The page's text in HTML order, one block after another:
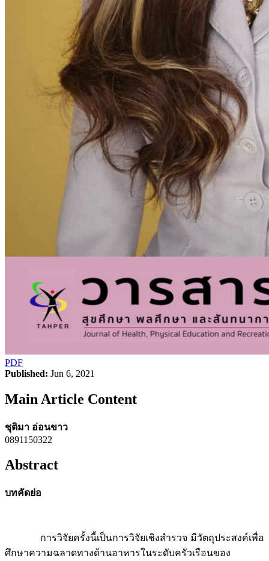
PDF
Published: Jun 6, 2021
Main Article Content
ชุติมา อ่อนขาว
0891150322
Abstract
บทคัดย่อ
การวิจัยครั้งนี้เป็นการวิจัยเชิงสำรวจ มีวัตถุประสงค์เพื่อ
ศึกษาความฉลาดทางด้านอาหารในระดับครัวเรือนของ